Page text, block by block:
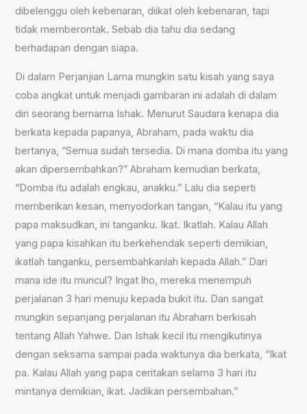
dibelenggu oleh kebenaran, diikat oleh kebenaran, tapi
tidak memberontak. Sebab dia tahu dia sedang
berhadapan dengan siapa.
Di dalam Perjanjian Lama mungkin satu kisah yang saya
coba angkat untuk menjadi gambaran ini adalah di dalam
diri seorang bernama Ishak. Menurut Saudara kenapa dia
berkata kepada papanya, Abraham, pada waktu dia
bertanya, “Semua sudah tersedia. Di mana domba itu yang
akan dipersembahkan?” Abraham kemudian berkata,
“Domba itu adalah engkau, anakku.” Lalu dia seperti
memberikan kesan, menyodorkan tangan, “Kalau itu yang
papa maksudkan, ini tanganku. Ikat. Ikatlah. Kalau Allah
yang papa kisahkan itu berkehendak seperti demikian,
ikatlah tanganku, persembahkanlah kepada Allah.” Dari
mana ide itu muncul? Ingat lho, mereka menempuh
perjalanan 3 hari menuju kepada bukit itu. Dan sangat
mungkin sepanjang perjalanan itu Abraham berkisah
tentang Allah Yahwe. Dan Ishak kecil itu mengikutinya
dengan seksama sampai pada waktunya dia berkata, “Ikat
pa. Kalau Allah yang papa ceritakan selama 3 hari itu
mintanya demikian, ikat. Jadikan persembahan.”